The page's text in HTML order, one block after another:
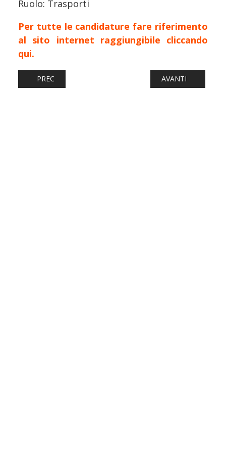
Ruolo: Trasporti
Per tutte le candidature fare riferimento
al sito internet raggiungibile cliccando
qui.
ARTICOLO PRECEDENTE: TRENORD ASSUME
PREC ARTICOLO
AVANTI